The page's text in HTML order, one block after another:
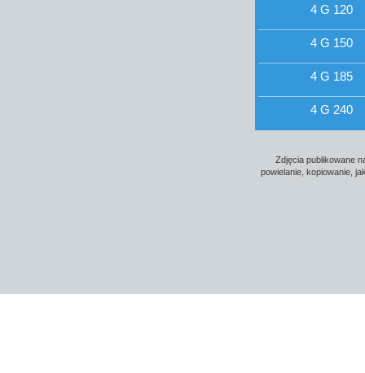
4 G 120
4 G 150
4 G 185
4 G 240
Zdjęcia publikowane
powielanie, kopiowanie,